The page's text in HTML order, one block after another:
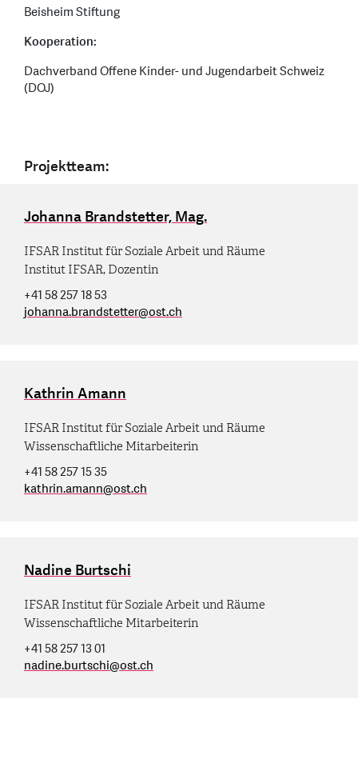
Beisheim Stiftung
Kooperation:
Dachverband Offene Kinder- und Jugendarbeit Schweiz
(DOJ)
Projektteam:
Johanna Brandstetter, Mag.
IFSAR Institut für Soziale Arbeit und Räume
Institut IFSAR, Dozentin
+41 58 257 18 53
johanna.brandstetter@ost.ch
Kathrin Amann
IFSAR Institut für Soziale Arbeit und Räume
Wissenschaftliche Mitarbeiterin
+41 58 257 15 35
kathrin.amann@ost.ch
Nadine Burtschi
IFSAR Institut für Soziale Arbeit und Räume
Wissenschaftliche Mitarbeiterin
+41 58 257 13 01
nadine.burtschi@ost.ch